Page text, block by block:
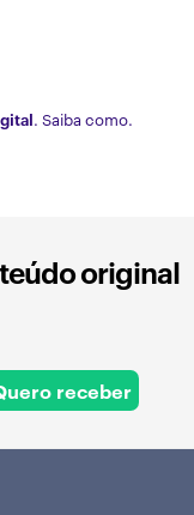
. Saiba como.
original